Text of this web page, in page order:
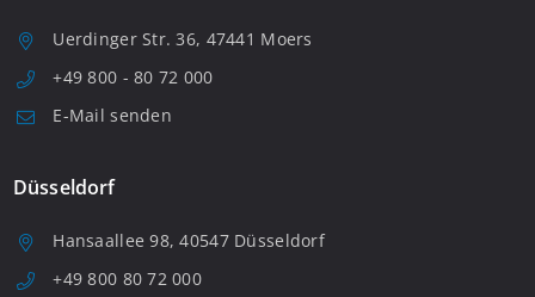
Uerdinger Str. 36, 47441 Moers
+49 800 - 80 72 000
E-Mail senden
Düsseldorf
Hansaallee 98, 40547 Düsseldorf
+49 800 80 72 000